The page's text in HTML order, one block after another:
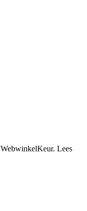
WebwinkelKeur. Lees